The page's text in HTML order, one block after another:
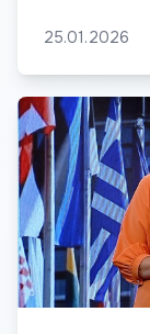
25.01.2026